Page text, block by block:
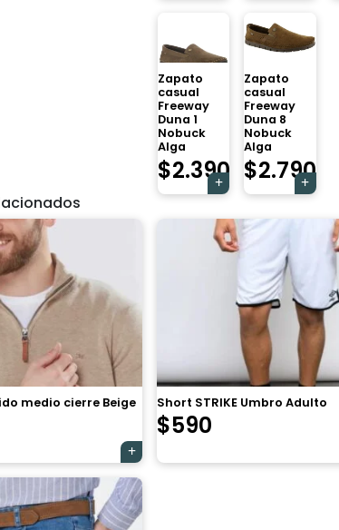
Zapato
casual
Freeway
Duna 1
Nobuck
Alga
$2.390
Zapato
casual
Freeway
Duna 8
Nobuck
Alga
$2.790
medio cierre Beige Short STRIKE Umbro Adulto
$590